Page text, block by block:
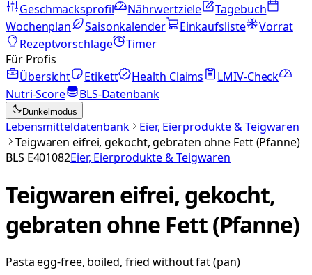
Geschmacksprofil
Nährwertziele
Tagebuch
Wochenplan
Saisonkalender Einkaufsliste
Vorrat
Rezeptvorschläge
Timer
Für Profis
Übersicht
Etikett Health Claims
LMIV-Check
Nutri-Score
BLS-Datenbank
Dunkelmodus
Lebensmitteldatenbank
Eier, Eierprodukte & Teigwaren
Teigwaren eifrei, gekocht, gebraten ohne Fett (Pfanne)
BLS E401082Eier, Eierprodukte & Teigwaren
Teigwaren eifrei, gekocht,
gebraten ohne Fett (Pfanne)
Pasta egg-free, boiled, fried without fat (pan)